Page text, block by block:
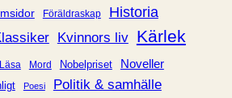
Föräldraskap Historia
Kvinnors liv Kärlek
Läsa Mord Nobelpriset Noveller
Poesi
Politik & samhälle